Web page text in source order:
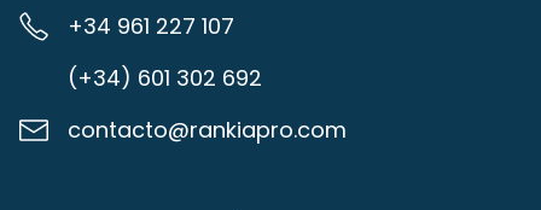
+34 961 227 107
(+34) 601 302 692
contacto@rankiapro.com